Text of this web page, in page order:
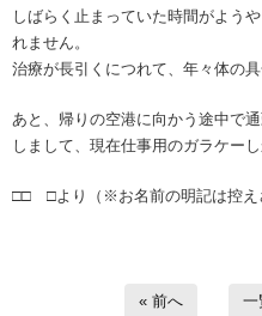
しばらく止まっていた時間がよう
れません。
治療が長引くにつれて、年々体の
あと、帰りの空港に向かう途中で
しまして、現在仕事用のガラケー
□□ □より（※お名前の明記は控え
« 前へ 一